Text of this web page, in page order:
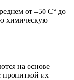
от –50 С° до
химическую
на основе
пропиткой их